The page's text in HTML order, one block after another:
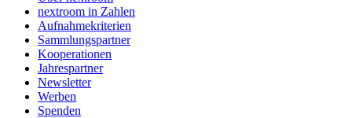
nextroom in Zahlen
Aufnahmekriterien
Sammlungspartner
Kooperationen
Jahrespartner
Newsletter
Werben
Spenden